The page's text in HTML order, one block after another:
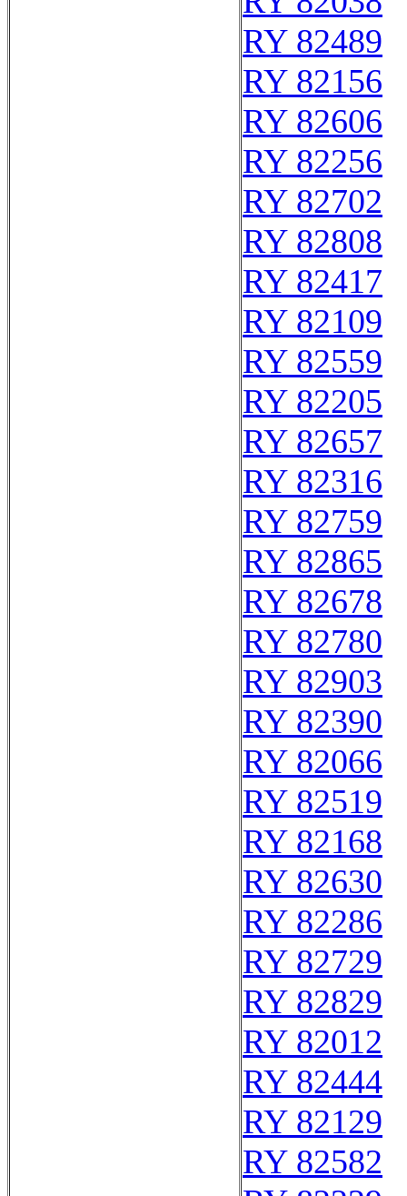
RY 82489
RY 82156
RY 82606
RY 82256
RY 82702
RY 82808
RY 82417
RY 82109
RY 82559
RY 82205
RY 82657
RY 82316
RY 82759
RY 82865
RY 82678
RY 82780
RY 82903
RY 82390
RY 82066
RY 82519
RY 82168
RY 82630
RY 82286
RY 82729
RY 82829
RY 82012
RY 82444
RY 82129
RY 82582